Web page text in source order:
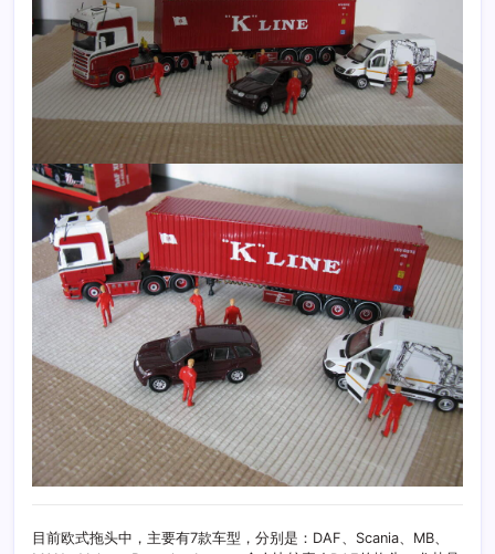
目前欧式拖头中，主要有7款车型，分别是：DAF、Scania、MB、